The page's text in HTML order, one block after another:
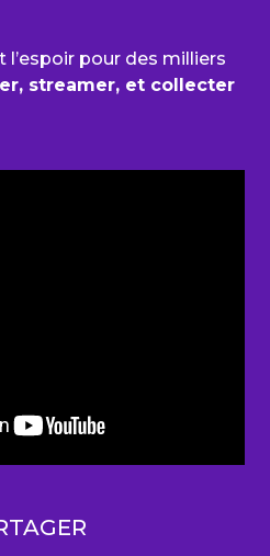
l’espoir pour des milliers
streamer, et collecter